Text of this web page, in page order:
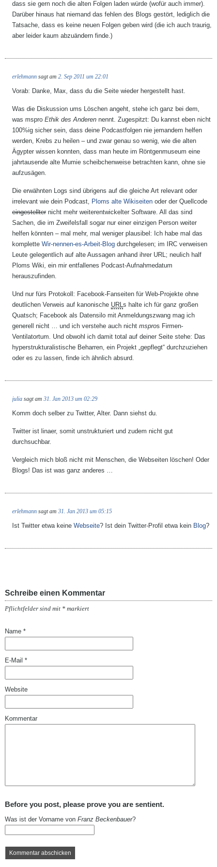
dass sie gern noch die alten Folgen laden würde (wofür auch immer).
Darüber hinaus hat niemand das fehlen des Blogs gestört, lediglich die
Tatsache, dass es keine neuen Folgen geben wird (die ich auch traurig,
aber leider kaum abzuändern finde.)
erlehmann sagt am 2. Sep 2011 um 22:01
Vorab: Danke, Max, dass du die Seite wieder hergestellt hast.
Was die Diskussion ums Löschen angeht, stehe ich ganz bei dem,
was mspro Ethik des Anderen nennt. Zugespitzt: Du kannst eben nicht
100%ig sicher sein, dass deine Podcastfolgen nie jemandem helfen
werden, Krebs zu heilen – und zwar genau so wenig, wie die alten
Ägypter wissen konnten, dass man heute im Röntgenmuseum eine
jahrtausende alte Mumie scheibchenweise betrachten kann, ohne sie
aufzusägen.
Die erwähnten Logs sind übrigens auf die gleiche Art relevant oder
irrelevant wie dein Podcast, Ploms alte Wikiseiten oder der Quellcode
eingestellter nicht mehr weiterentwickelter Software. All das sind
Sachen, die im Zweifelsfall sogar nur einer einzigen Person weiter
helfen könnten – mal mehr, mal weniger plausibel: Ich habe mal das
komplette Wir-nennen-es-Arbeit-Blog durchgelesen; im IRC verweisen
Leute gelegentlich auf alte Aussagen anhand ihrer URL; neulich half
Ploms Wiki, ein mir entfallenes Podcast-Aufnahmedatum
herauszufinden.
Und nur fürs Protokoll: Facebook-Fanseiten für Web-Projekte ohne
deutlichen Verweis auf kanonische URLs halte ich für ganz großen
Quatsch; Facebook als Datensilo mit Anmeldungszwang mag ich
generell nicht … und ich verstehe auch nicht mspros Firmen-
Ventilatortum. Und obwohl ich damit total auf deiner Seite stehe: Das
hyperstrukturalistische Beharren, ein Projekt „gepflegt“ durchzuziehen
oder es zu lassen, finde ich ähnlich absurd.
julia sagt am 31. Jan 2013 um 02:29
Komm doch selber zu Twitter, Alter. Dann siehst du.
Twitter ist linaer, somit unstrukturiert und zudem nicht gut
durchsuchbar.
Vergleich mich bloß nicht mit Menschen, die Webseiten löschen! Oder
Blogs! Das ist was ganz anderes …
erlehmann sagt am 31. Jan 2013 um 05:15
Ist Twitter etwa keine Webseite? Ist dein Twitter-Profil etwa kein Blog?
Schreibe einen Kommentar
Pflichtfelder sind mit * markiert
Name *
E-Mail *
Website
Kommentar
Before you post, please prove you are sentient.
Was ist der Vorname von Franz Beckenbauer?